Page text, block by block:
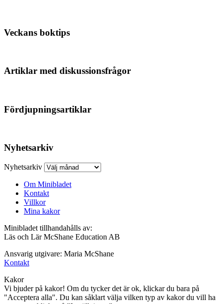
Veckans boktips
Artiklar med diskussionsfrågor
Fördjupningsartiklar
Nyhetsarkiv
Nyhetsarkiv
Om Minibladet
Kontakt
Villkor
Mina kakor
Minibladet tillhandahålls av:
Läs och Lär McShane Education AB
Ansvarig utgivare: Maria McShane
Kontakt
Kakor
Vi bjuder på kakor! Om du tycker det är ok, klickar du bara på
"Acceptera alla". Du kan såklart välja vilken typ av kakor du vill ha